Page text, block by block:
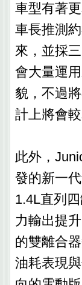
車型有著
車長推測
來，並採
會大量運
貌，不過
計上將會
此外，
發的新一
1.4L直列
力輸出提
的雙離合
油耗表現